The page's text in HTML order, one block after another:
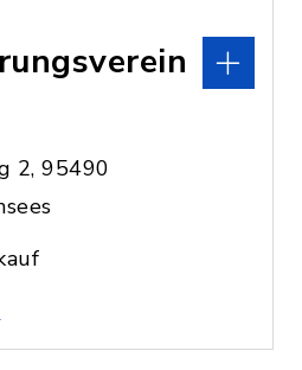
2, 95490